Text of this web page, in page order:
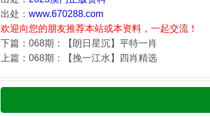
出处： www.670288.com
欢迎向您的朋友推荐本站或本资料，一起交流！
下篇：068期：【朗日星沉】平特一肖
上篇：068期：【挽一江水】四肖精选